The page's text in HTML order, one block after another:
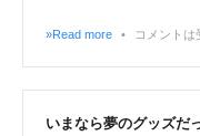
»Read more • コメントは
いまなら夢のグッズだ